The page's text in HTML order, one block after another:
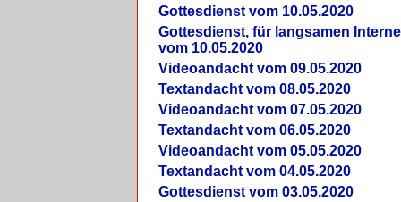
Gottesdienst vom 10.05.2020
Gottesdienst, für langsamen
vom 10.05.2020
Videoandacht vom 09.05.2020
Textandacht vom 08.05.2020
Videoandacht vom 07.05.2020
Textandacht vom 06.05.2020
Videoandacht vom 05.05.2020
Textandacht vom 04.05.2020
Gottesdienst vom 03.05.2020